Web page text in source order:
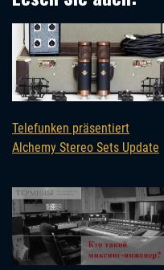
Telefunken präsentiert
Alchemy Stereo Sets Update